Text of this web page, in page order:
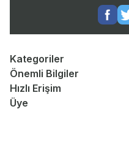
Kategoriler
Önemli Bilgiler
Hızlı Erişim
Üye